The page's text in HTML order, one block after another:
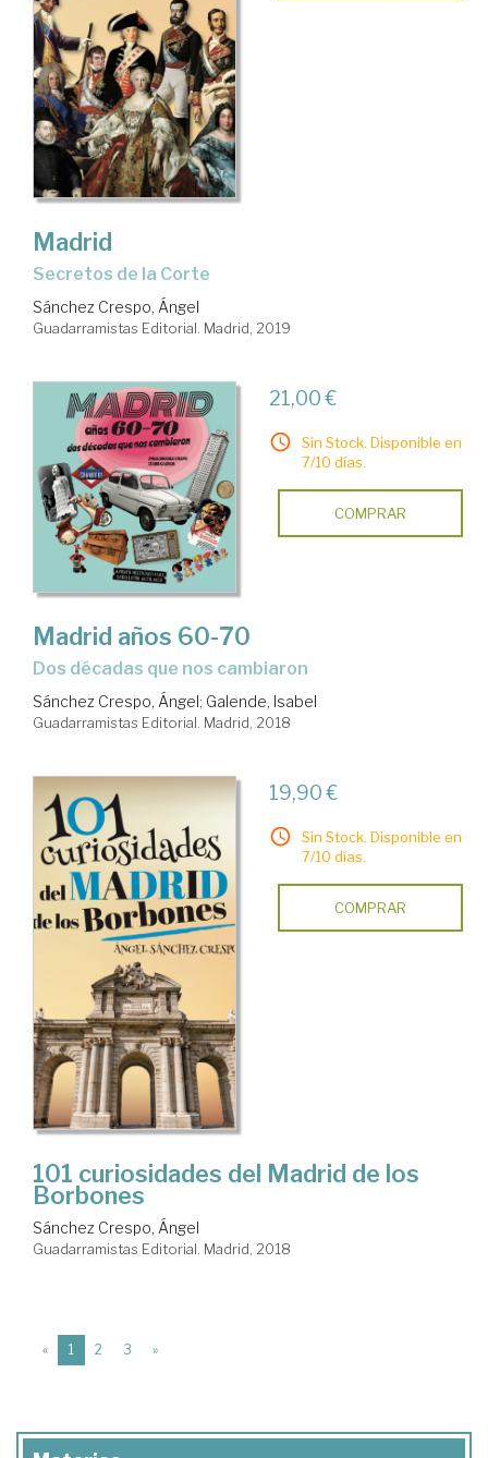
Madrid
secretos de la Corte
Sánchez Crespo, Ángel
Guadarramistas Editorial. Madrid, 2019
21,00 €
Sin Stock. Disponible en
7/10 días.
COMPRAR
Madrid años 60-70
dos décadas que nos cambiaron
Sánchez Crespo, Ángel; Galende, Isabel
Guadarramistas Editorial. Madrid, 2018
19,90 €
Sin Stock. Disponible en
7/10 días.
COMPRAR
101 curiosidades del Madrid de los
Borbones
Sánchez Crespo, Ángel
Guadarramistas Editorial. Madrid, 2018
« 1 (current)
2 3 »